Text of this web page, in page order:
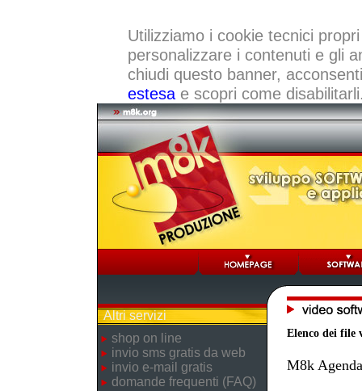
Utilizziamo i cookie tecnici
personalizzare i contenuti e gli
chiudi questo banner,
estesae scopri come
Altri servizi
shop on line
invio sms gratis da web
invio e-mail gratis
domande frequenti (FAQ)
Elenco dei file
M8k